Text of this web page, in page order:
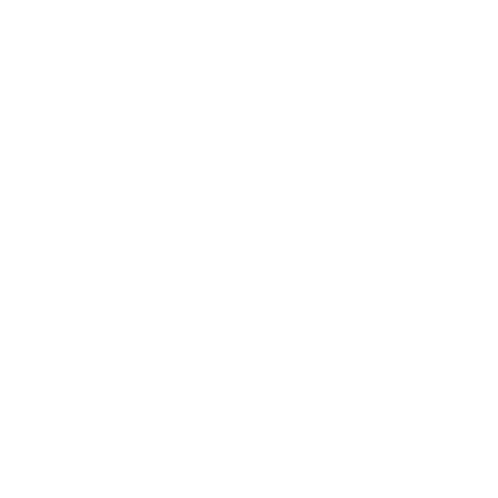
nada — el rostro de un hombre que había